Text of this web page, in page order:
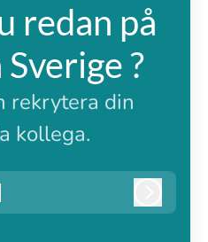
redan på
?
rekrytera din
kollega.